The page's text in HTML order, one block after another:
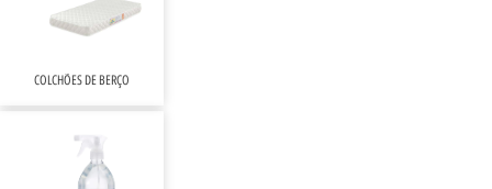
COLCHÕES DE BERÇO